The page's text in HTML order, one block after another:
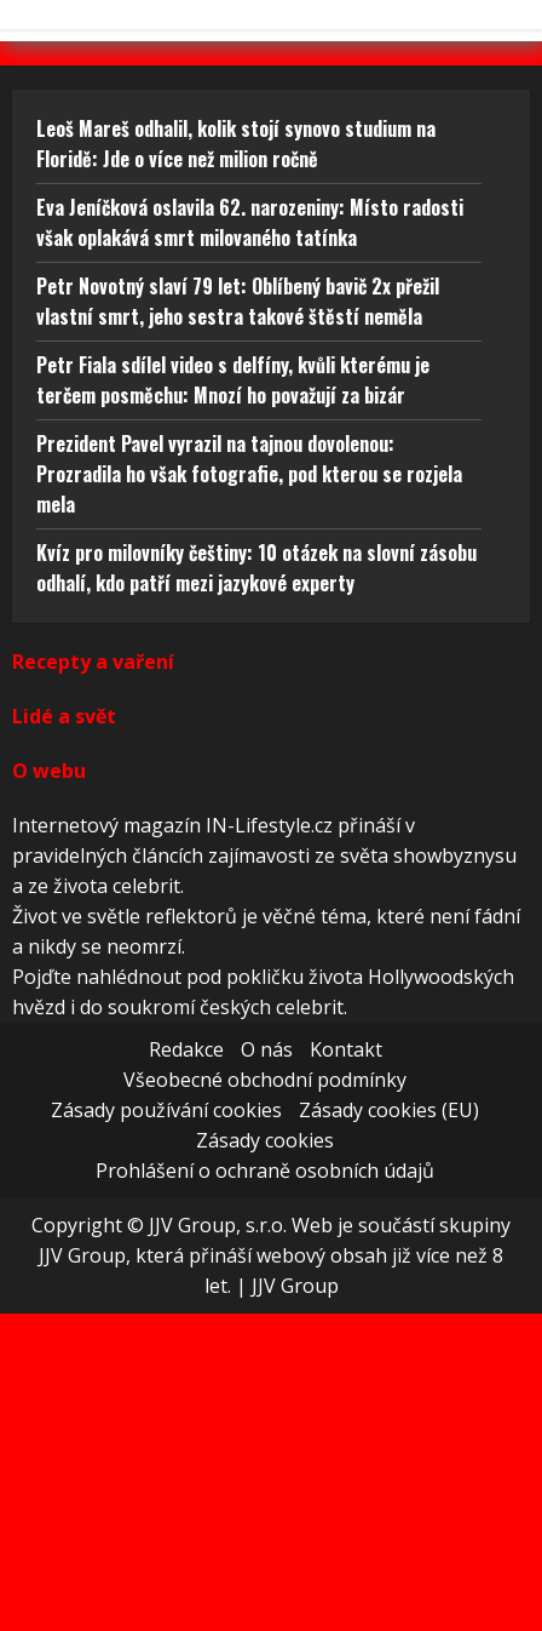
Leoš Mareš odhalil, kolik stojí synovo studium na
Floridě: Jde o více než milion ročně
Eva Jeníčková oslavila 62. narozeniny: Místo radosti
však oplakává smrt milovaného tatínka
Petr Novotný slaví 79 let: Oblíbený bavič 2x přežil
vlastní smrt, jeho sestra takové štěstí neměla
Petr Fiala sdílel video s delfíny, kvůli kterému je
terčem posměchu: Mnozí ho považují za bizár
Prezident Pavel vyrazil na tajnou dovolenou:
Prozradila ho však fotografie, pod kterou se rozjela
mela
Kvíz pro milovníky češtiny: 10 otázek na slovní zásobu
odhalí, kdo patří mezi jazykové experty
Recepty a vaření
Lidé a svět
O webu
Internetový magazín IN-Lifestyle.cz přináší v
pravidelných článcích zajímavosti ze světa showbyznysu
a ze života celebrit.
Život ve světle reflektorů je věčné téma, které není fádní
a nikdy se neomrzí.
Pojďte nahlédnout pod pokličku života Hollywoodských
hvězd i do soukromí českých celebrit.
Redakce
O nás
Kontakt
Všeobecné obchodní podmínky
Zásady používání cookies
Zásady cookies (EU)
Zásady cookies
Prohlášení o ochraně osobních údajů
Copyright © JJV Group, s.r.o. Web je součástí skupiny
JJV Group, která přináší webový obsah již více než 8
let. | JJV Group